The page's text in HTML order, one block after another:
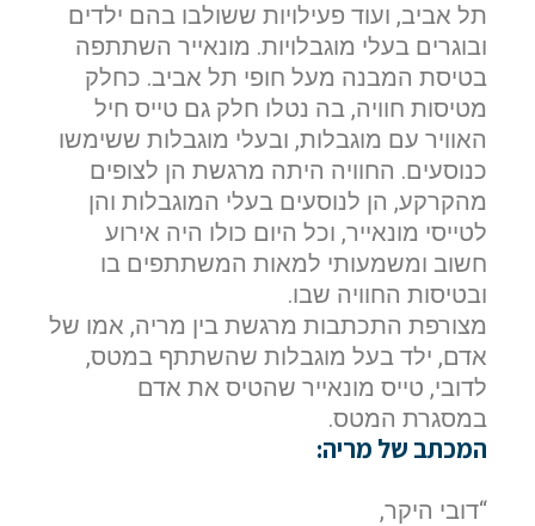
תל אביב, ועוד פעילויות ששולבו בהם ילדים
ובוגרים בעלי מוגבלויות. מונאייר השתתפה
בטיסת המבנה מעל חופי תל אביב. כחלק
מטיסות חוויה, בה נטלו חלק גם טייס חיל
האוויר עם מוגבלות, ובעלי מוגבלות ששימשו
כנוסעים. החוויה היתה מרגשת הן לצופים
מהקרקע, הן לנוסעים בעלי המוגבלות והן
לטייסי מונאייר, וכל היום כולו היה אירוע
חשוב ומשמעותי למאות המשתתפים בו
ובטיסות החוויה שבו.
מצורפת התכתבות מרגשת בין מריה, אמו של
אדם, ילד בעל מוגבלות שהשתתף במטס,
לדובי, טייס מונאייר שהטיס את אדם
במסגרת המטס.
המכתב של מריה:
“דובי היקר,